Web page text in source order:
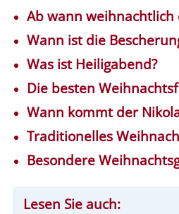
Ab wann weihnachtlich
Wann ist die
Was ist Heiligabend?
Die besten
Wann kommt der
Traditionelles
Besondere
Lesen Sie auch: